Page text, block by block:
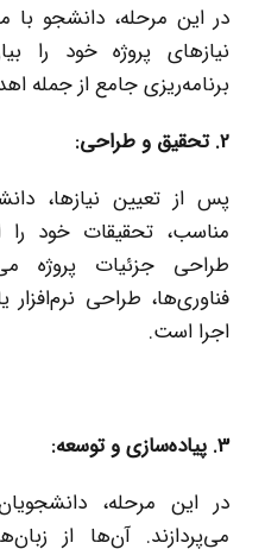
در این مرحله، دانشجو با
نیازهای پروژه خود را
برنامه‌ریزی جامع از جمله
2
.تحقیق و طراحی:
پس از تعیین نیازها،
مناسب، تحقیقات خود
طراحی جزئیات پروژه
فناوری‌ها، طراحی
اجرا است.
3
. پیاده‌سازی و توسعه:
در این مرحله،
می‌پردازند. آن‌ها از